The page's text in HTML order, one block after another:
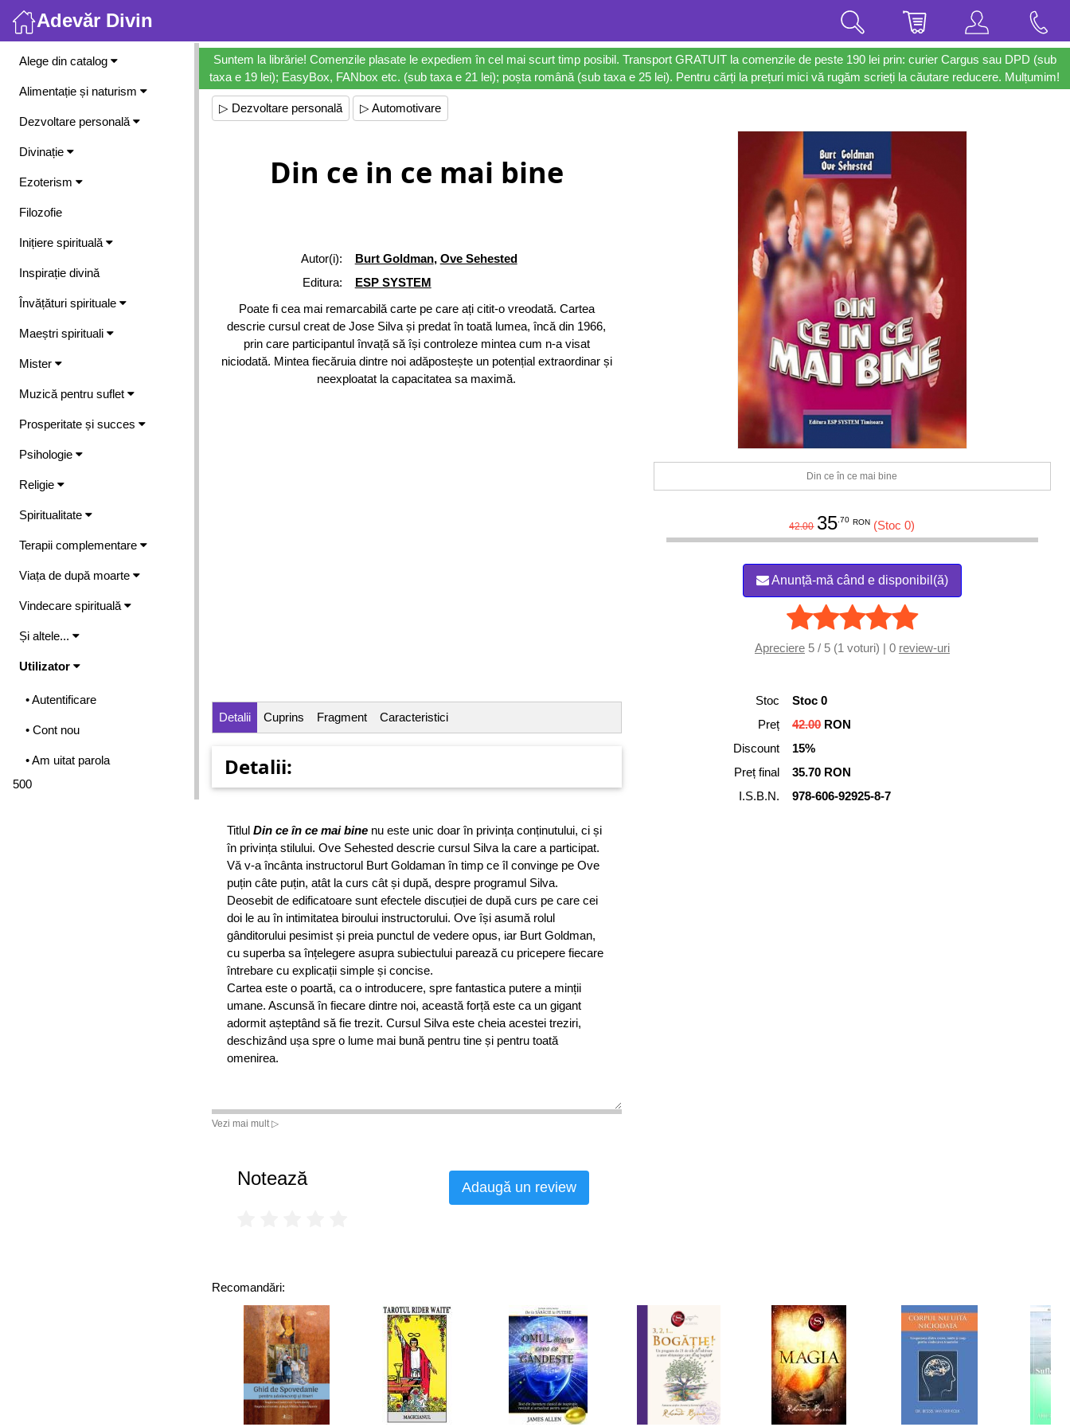
Adevăr Divin
Meniu
Alege din catalog
Alimentație și naturism
Dezvoltare personală
Divinație
Ezoterism
Filozofie
Inițiere spirituală
Inspirație divină
Învățături spirituale
Maeștri spirituali
Mister
Muzică pentru suflet
Prosperitate și succes
Psihologie
Religie
Spiritualitate
Terapii complementare
Viața de după moarte
Vindecare spirituală
Și altele...
Utilizator
• Autentificare
• Cont nou
• Am uitat parola
500
Suntem la librărie! Comenzile plasate le expediem în cel mai scurt timp posibil. Transport GRATUIT la comenzile de peste 190 lei prin: curier Cargus sau DPD (sub
taxa e 19 lei); EasyBox, FANbox etc. (sub taxa e 21 lei); poșta română (sub taxa e 25 lei). Pentru cărți la prețuri mici vă rugăm scrieți la căutare reducere. Mulțumim!
▷ Dezvoltare personală ▷ Automotivare
Din ce in ce mai bine
Autor(i): Burt Goldman, Ove Sehested
Editura:
ESP SYSTEM
Poate fi cea mai remarcabilă carte pe care ați citit-o vreodată. Cartea
descrie cursul creat de Jose Silva și predat în toată lumea, încă din 1966,
prin care participantul învață să își controleze mintea cum n-a visat
niciodată. Mintea fiecăruia dintre noi adăpostește un potențial extraordinar și
neexploatat la capacitatea sa maximă.
Din ce în ce mai bine
42.00 35 .70 RON (Stoc 0)
Anunță-mă când e disponibil(ă)
Apreciere5 / 5 (1 voturi) | 0 review-uri
Detalii Cuprins Fragment Caracteristici
Detalii:
Titlul Din ce în ce mai bine nu este unic doar în privința conținutului, ci și
în privința stilului. Ove Sehested descrie cursul Silva la care a participat.
Vă v-a încânta instructorul Burt Goldaman în timp ce îl convinge pe Ove
puțin câte puțin, atât la curs cât și după, despre programul Silva.
Deosebit de edificatoare sunt efectele discuției de după curs pe care cei
doi le au în intimitatea biroului instructorului. Ove își asumă rolul
gânditorului pesimist și preia punctul de vedere opus, iar Burt Goldman,
cu superba sa înțelegere asupra subiectului parează cu pricepere fiecare
întrebare cu explicații simple și concise.
Cartea este o poartă, ca o introducere, spre fantastica putere a minții
umane. Ascunsă în fiecare dintre noi, această forță este ca un gigant
adormit așteptând să fie trezit. Cursul Silva este cheia acestei treziri,
deschizând ușa spre o lume mai bună pentru tine și pentru toată
omenirea.
Vezi mai mult ▷
Stoc
Stoc 0
Preț
42.00RON
Discount
15%
Preț final
35.70 RON
I.S.B.N.
978-606-92925-8-7
Notează Adaugă un review
Recomandări: